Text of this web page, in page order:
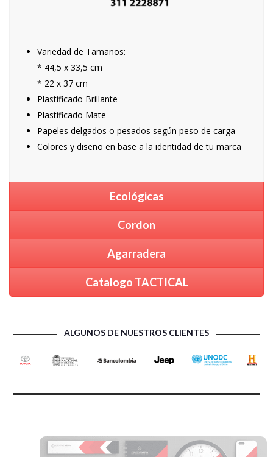
Variedad de Tamaños:
* 44,5 x 33,5 cm
* 22 x 37 cm
Plastificado Brillante
Plastificado Mate
Papeles delgados o pesados según peso de carga
Colores y diseño en base a la identidad de tu marca
Ecológicas
Cordon
Agarradera
Catalogo TACTICAL
ALGUNOS DE NUESTROS CLIENTES